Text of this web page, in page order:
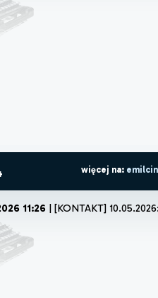
szę lub
więcej na:
11:26 | [KONTAKT] 10.05.2026: